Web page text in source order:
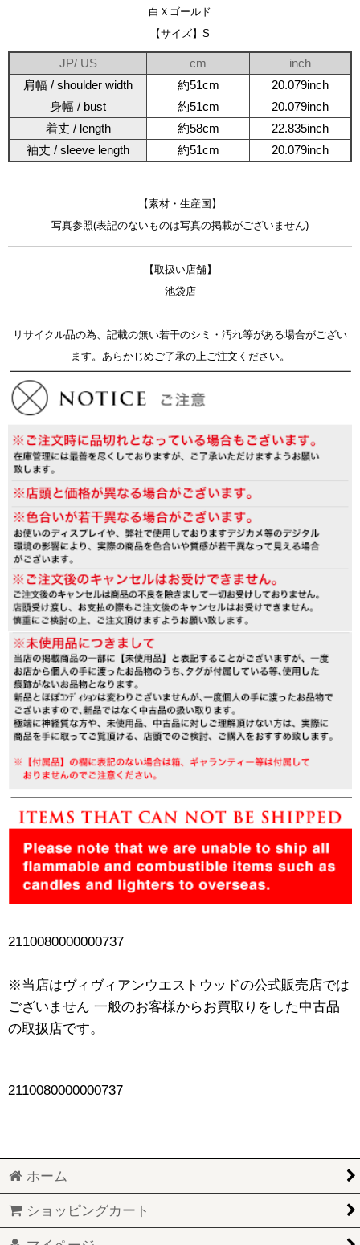
白Ｘゴールド
【サイズ】S
JP/ US cm
inch
肩幅 / shoulder width
約51cm
20.079inch
身幅 / bust
約51cm
20.079inch
着丈 / length
約58cm
22.835inch
袖丈 / sleeve length
約51cm 20.079inch
【素材・生産国】
写真参照(表記のないものは写真の掲載がございません)
【取扱い店舗】
池袋店
リサイクル品の為、記載の無い若干のシミ・汚れ等がある場合がござい
ます。あらかじめご了承の上ご注文ください。
2110080000000737
※当店はヴィヴィアンウエストウッドの公式販売店では
ございません 一般のお客様からお買取りをした中古品
の取扱店です。
2110080000000737
ホーム
ショッピングカート